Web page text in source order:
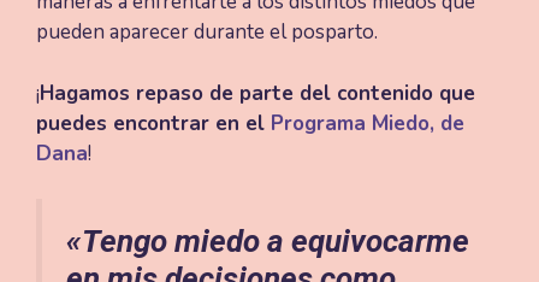
pueden aparecer durante el posparto.
¡Hagamos repaso de parte del contenido que
puedes encontrar en el Programa Miedo, de
Dana!
«Tengo miedo a equivocarme